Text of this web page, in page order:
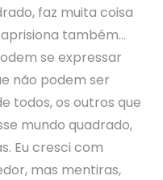
faz muita coisa
também…
se expressar
não podem ser
todos, os outros que
mundo quadrado,
Eu cresci com
mas mentiras,